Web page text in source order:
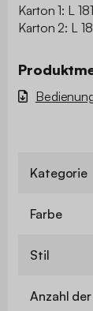
Karton 1: L
Karton 2: L
Kategorie
Farbe
Stil
Anzahl